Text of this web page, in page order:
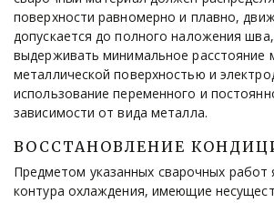
поверхности равномерно и плавно,
допускается до полного наложения
выдерживать минимальное расстояние
металлической поверхностью и
использование переменного и
зависимости от вида металла.
ВОССТАНОВЛЕНИЕ
Предметом указанных сварочных работ
контура охлаждения, имеющие